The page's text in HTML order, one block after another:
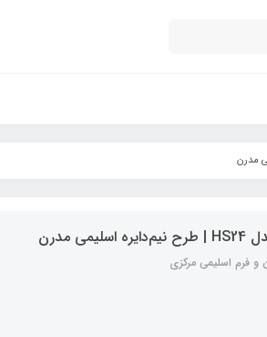
فرم اسلیمی مرکزی